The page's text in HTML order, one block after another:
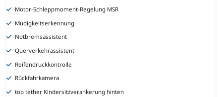
Motor-Schleppmoment-Regelung MSR
Müdigkeitserkennung
Notbremsassistent
Querverkehrassistent
Reifendruckkontrolle
Rückfahrkamera
top tether Kindersitzverankerung hinten